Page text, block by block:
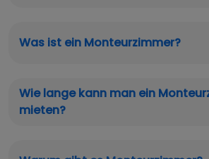
Was ist ein Monteurzimmer?
Wie lange kann man ein
mieten?